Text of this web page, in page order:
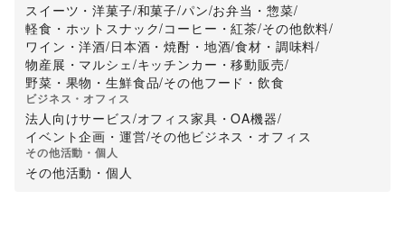
スイーツ・洋菓子/和菓子/パン/お弁当・惣菜/
軽食・ホットスナック/コーヒー・紅茶/その他飲料/
ワイン・洋酒/日本酒・焼酎・地酒/食材・調味料/
物産展・マルシェ/キッチンカー・移動販売/
野菜・果物・生鮮食品/その他フード・飲食
ビジネス・オフィス
法人向けサービス/オフィス家具・OA機器/
イベント企画・運営/その他ビジネス・オフィス
その他活動・個人
その他活動・個人